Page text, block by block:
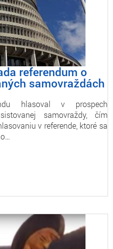
referendum o
samovraždách
hlasoval v prospech
samovraždy, čím
v referende, ktoré sa